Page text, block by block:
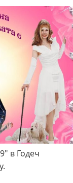
в Годеч